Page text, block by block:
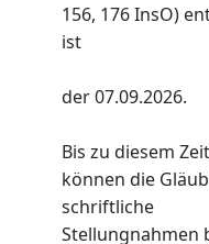
156, 176 InsO)
ist
der 07.09.2026.
Bis zu diesem
können die
schriftliche
Stellungnahmen